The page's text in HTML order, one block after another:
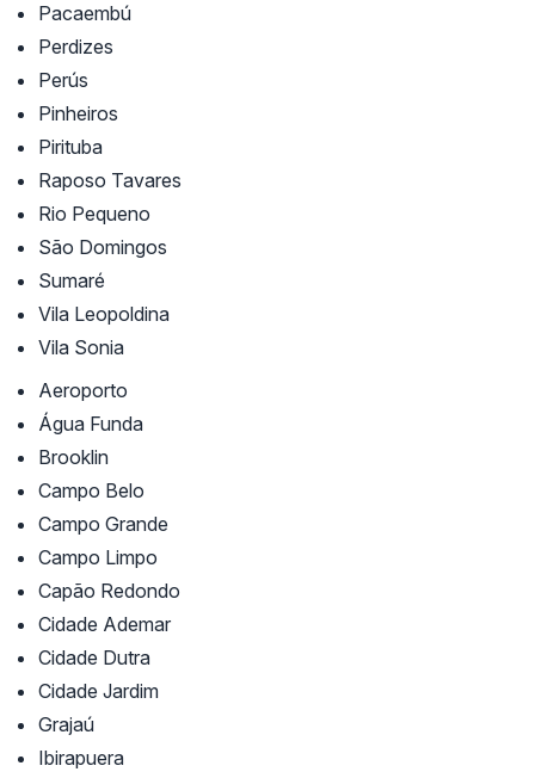
Pacaembú
Perdizes
Perús
Pinheiros
Pirituba
Raposo Tavares
Rio Pequeno
São Domingos
Sumaré
Vila Leopoldina
Vila Sonia
Aeroporto
Água Funda
Brooklin
Campo Belo
Campo Grande
Campo Limpo
Capão Redondo
Cidade Ademar
Cidade Dutra
Cidade Jardim
Grajaú
Ibirapuera